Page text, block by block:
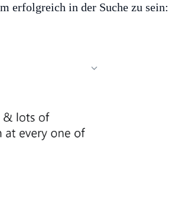
erfolgreich in der Suche zu sein: